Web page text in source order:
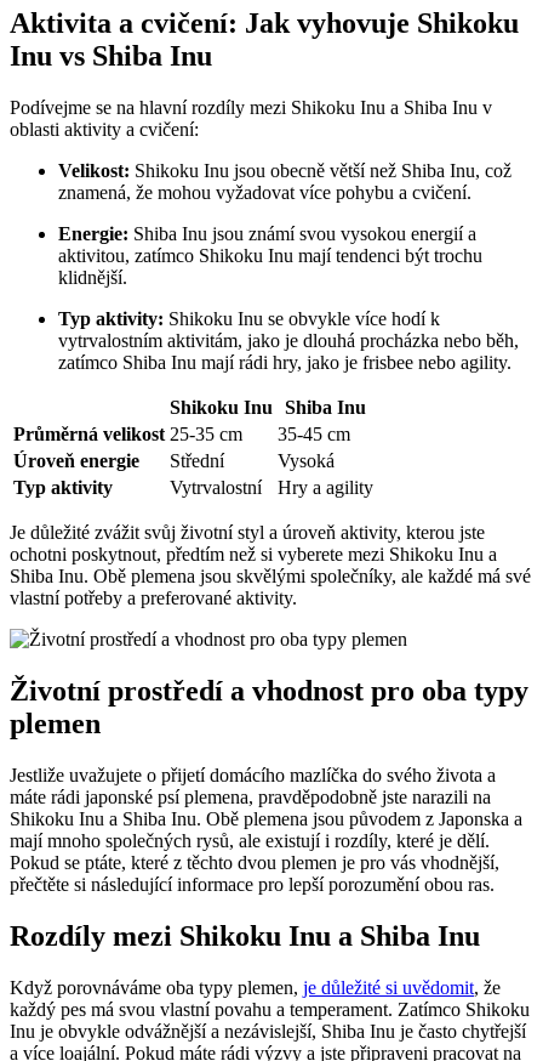
Aktivita a cvičení: Jak vyhovuje Shikoku
Inu vs Shiba Inu
Podívejme se na hlavní rozdíly mezi Shikoku Inu a Shiba Inu v
oblasti aktivity a cvičení:
Velikost: Shikoku Inu jsou obecně větší než Shiba Inu, což
znamená, že mohou vyžadovat více pohybu a cvičení.
Energie: Shiba Inu jsou známí svou vysokou energií a
aktivitou, zatímco Shikoku Inu mají tendenci být trochu
klidnější.
Typ aktivity: Shikoku Inu se obvykle více hodí k
vytrvalostním aktivitám, jako je dlouhá procházka nebo běh,
zatímco Shiba Inu mají rádi hry, jako je frisbee nebo agility.
Shikoku Inu
Shiba Inu
Průměrná velikost 25-35 cm
35-45 cm
Úroveň energie
Střední
Vysoká
Typ aktivity
Vytrvalostní Hry a agility
Je důležité zvážit svůj životní styl a úroveň aktivity, kterou jste
ochotni poskytnout, předtím než si vyberete mezi Shikoku Inu a
Shiba Inu. Obě plemena jsou skvělými společníky, ale každé má své
vlastní potřeby a preferované aktivity.
Životní prostředí a vhodnost pro oba typy
plemen
Jestliže uvažujete o přijetí domácího mazlíčka do svého života a
máte rádi japonské psí plemena, pravděpodobně jste narazili na
Shikoku Inu a Shiba Inu. Obě plemena jsou původem z Japonska a
mají mnoho společných rysů, ale existují i rozdíly, které je dělí.
Pokud se ptáte, které z těchto dvou plemen je pro vás vhodnější,
přečtěte si následující informace pro lepší porozumění obou ras.
Rozdíly mezi Shikoku Inu a Shiba Inu
Když porovnáváme oba typy plemen, je důležité si uvědomit, že
každý pes má svou vlastní povahu a temperament. Zatímco Shikoku
Inu je obvykle odvážnější a nezávislejší, Shiba Inu je často chytřejší
a více loajální. Pokud máte rádi výzvy a jste připraveni pracovat na